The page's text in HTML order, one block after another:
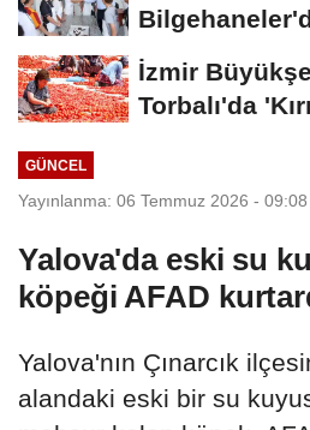
İzmir
Torbalı'da
GÜNCEL
Yayınlanma: 06 Temmuz 2026 - 09:08
Yalova'da eski su
köpeği AFAD
Yalova'nın Çınarcık
alandaki eski bir su